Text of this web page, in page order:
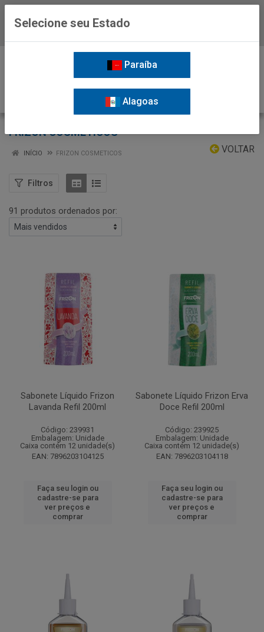
FRIZON COSMETICOS
VOLTAR
INÍCIO FRIZON COSMETICOS
Filtros
91 produtos ordenados por:
Sabonete Líquido Frizon
Lavanda Refil 200ml
Código: 239931
Embalagem: Unidade
Caixa contém 12 unidade(s)
EAN: 7896203104125
Faça seu login ou
cadastre-se para
ver preços e
comprar
Sabonete Líquido Frizon Erva
Doce Refil 200ml
Código: 239925
Embalagem: Unidade
Caixa contém 12 unidade(s)
EAN: 7896203104118
Faça seu login ou
cadastre-se para
ver preços e
comprar
Selecione seu Estado
Paraíba
Alagoas